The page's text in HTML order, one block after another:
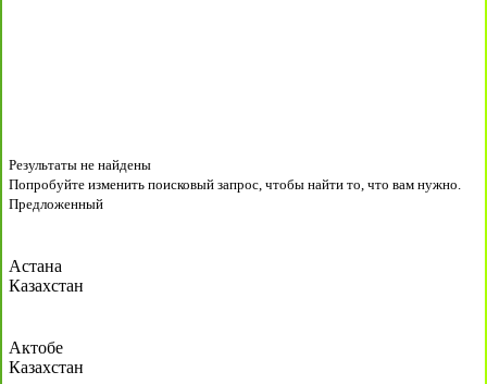
Результаты не найдены
Попробуйте изменить поисковый запрос, чтобы найти то, что вам нужно.
Предложенный
Астана
Казахстан
Актобе
Казахстан